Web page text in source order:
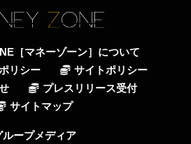
［マネーゾーン］について
リシー
サイトポリシー
プレスリリース受付
サイトマップ
ループメディア